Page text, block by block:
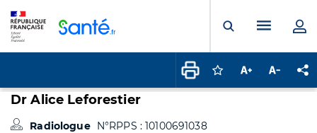
Ouvrir laMenu
Connectez-vous
Augmenter la
Dr Alice Leforestier
Radiologue N°RPPS : 10100691038